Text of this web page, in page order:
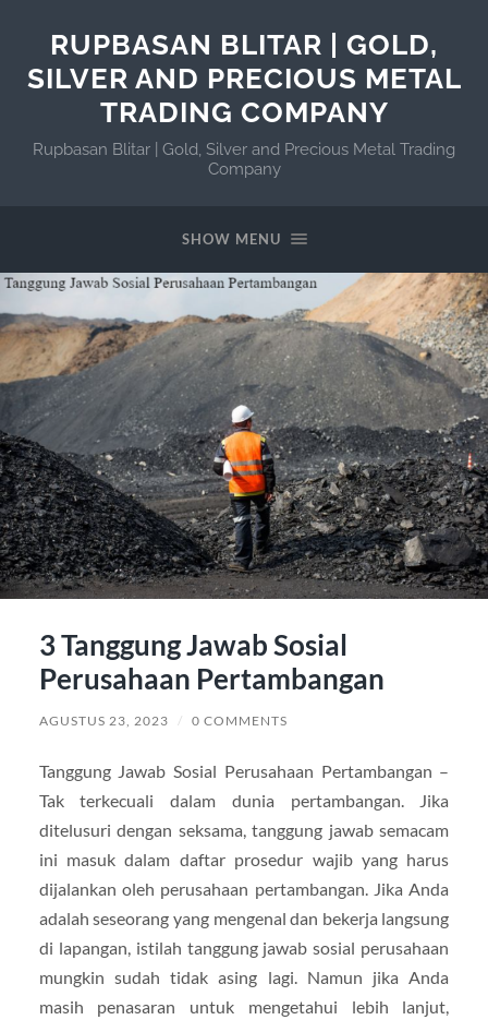
RUPBASAN BLITAR | GOLD,
SILVER AND PRECIOUS METAL
TRADING COMPANY
Rupbasan Blitar | Gold, Silver and Precious Metal Trading
Company
SHOW MENU
3 Tanggung Jawab Sosial
Perusahaan Pertambangan
AGUSTUS 23, 2023 / 0 COMMENTS
Tanggung Jawab Sosial Perusahaan Pertambangan –
Tak terkecuali dalam dunia pertambangan. Jika
ditelusuri dengan seksama, tanggung jawab semacam
ini masuk dalam daftar prosedur wajib yang harus
dijalankan oleh perusahaan pertambangan. Jika Anda
adalah seseorang yang mengenal dan bekerja langsung
di lapangan, istilah tanggung jawab sosial perusahaan
mungkin sudah tidak asing lagi. Namun jika Anda
masih penasaran untuk mengetahui lebih lanjut,